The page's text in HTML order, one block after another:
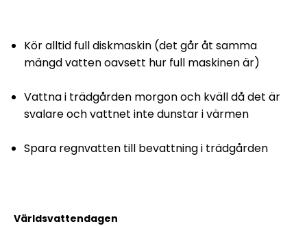
Kör alltid full diskmaskin (det går åt samma
mängd vatten oavsett hur full maskinen är)
Vattna i trädgården morgon och kväll då det är
svalare och vattnet inte dunstar i värmen
Spara regnvatten till bevattning i trädgården
Världsvattendagen